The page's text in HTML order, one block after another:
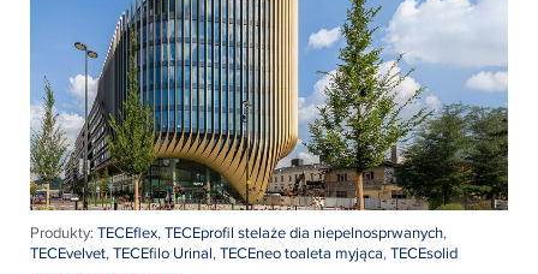
Produkty: TECEflex,TECEprofil stelaże dia niepelnosprwanych,
TECEvelvet,TECEfilo Urinal,TECEneo toaleta myjąca,TECEsolid